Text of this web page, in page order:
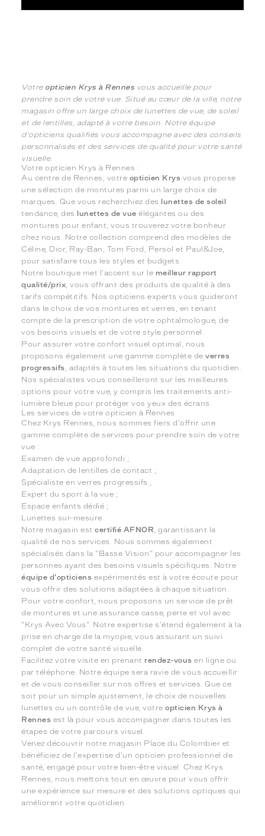
Votre opticien Krys à Rennes vous accueille pour
prendre soin de votre vue. Situé au cœur de la ville, notre
magasin offre un large choix de lunettes de vue, de soleil
et de lentilles, adapté à votre besoin. Notre équipe
d'opticiens qualifiés vous accompagne avec des conseils
personnalisés et des services de qualité pour votre santé
visuelle.
Votre opticien Krys à Rennes :
Au centre de Rennes, votre opticien Krys vous propose
une sélection de montures parmi un large choix de
marques. Que vous recherchiez des
lunettes de soleil
tendance, des
lunettes de vue élégantes ou des
montures pour enfant, vous trouverez votre bonheur
chez nous. Notre collection comprend des modèles de
Céline, Dior, Ray-Ban, Tom Ford, Persol et Paul&Joe,
pour satisfaire tous les styles et budgets.
Notre boutique met l'accent sur le meilleur rapport
qualité/prix, vous offrant des produits de qualité à des
tarifs compétitifs. Nos opticiens experts vous guideront
dans le choix de vos montures et verres, en tenant
compte de la prescription de votre ophtalmologue, de
vos besoins visuels et de votre style personnel.
Pour assurer votre confort visuel optimal, nous
proposons également une gamme complète deverres
progressifs, adaptés à toutes les situations du quotidien.
Nos spécialistes vous conseilleront sur les meilleures
options pour votre vue, y compris les traitements anti-
lumière bleue pour protéger vos yeux des écrans.
Les services de votre opticien à Rennes
Chez Krys Rennes, nous sommes fiers d'offrir une
gamme complète de services pour prendre soin de votre
vue :
Examen de vue approfondi ;
Adaptation de lentilles de contact ;
Spécialiste en verres progressifs ;
Expert du sport à la vue ;
Espace enfants dédié ;
Lunettes sur-mesure.
Notre magasin estcertifié AFNOR, garantissant la
qualité de nos services. Nous sommes également
spécialisés dans la "Basse Vision" pour accompagner les
personnes ayant des besoins visuels spécifiques. Notre
équipe d'opticiens expérimentés est à votre écoute pour
vous offrir des solutions adaptées à chaque situation.
Pour votre confort, nous proposons un service de prêt
de montures et une assurance casse, perte et vol avec
"Krys Avec Vous". Notre expertise s'étend également à la
prise en charge de la myopie, vous assurant un suivi
complet de votre santé visuelle.
Facilitez votre visite en prenant rendez-vous en ligne ou
par téléphone. Notre équipe sera ravie de vous accueillir
et de vous conseiller sur nos offres et services. Que ce
soit pour un simple ajustement, le choix de nouvelles
lunettes ou un contrôle de vue, votreopticien Krys à
Rennes est là pour vous accompagner dans toutes les
étapes de votre parcours visuel.
Venez découvrir notre magasin Place du Colombier et
bénéficiez de l'expertise d'un opticien professionnel de
santé, engagé pour votre bien-être visuel. Chez Krys
Rennes, nous mettons tout en œuvre pour vous offrir
une expérience sur mesure et des solutions optiques qui
améliorent votre quotidien.